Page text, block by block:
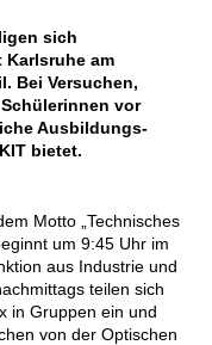
sich
am
Bei Versuchen,
vor
Ausbildungs-
bietet.
Motto „Technisches
um 9:45 Uhr im
aus Industrie und
teilen sich
in Gruppen ein und
von der Optischen